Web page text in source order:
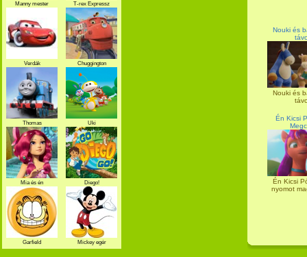
Nouki és
Nouki és
Én Kicsi
Én Kicsi
nyomot
Manny mester T-rex Expressz
Verdák Chuggington
Thomas Uki
Mia és én Diego!
Garfield Mickey egér